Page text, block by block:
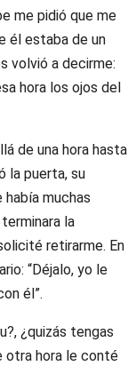
me pidió que me
él estaba de un
volvió a decirme:
hora los ojos del
de una hora hasta
la puerta, su
muchas
la
retirarme. En
“Déjalo, yo le
él”.
¿quizás tengas
otra hora le conté